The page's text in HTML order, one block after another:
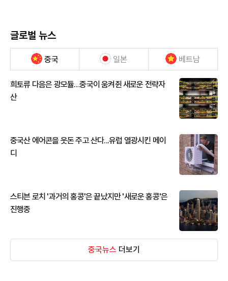
글로벌 뉴스
중국 일본 베트남
희토류 다음은 광모듈…중국이 움켜쥔 새로운 전략자
산
중국산 에어콘을 웃돈 주고 산다...유럽 열광시킨 메이
디
스티븐 로치 '과거의 홍콩'은 끝났지만 '새로운 홍콩'은
진행중
중국뉴스 더보기